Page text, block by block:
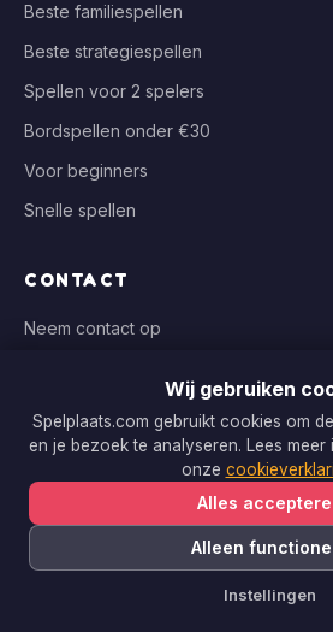
Beste familiespellen
Beste strategiespellen
Spellen voor 2 spelers
Bordspellen onder €30
Voor beginners
Snelle spellen
CONTACT
Neem contact op
WIJ VERGELIJKEN BIJ
Bol.com, Spellenrijk,
Copyright © 2026 Spelplaats.com. Alle
Wij gebruiken
Spelplaats.com gebruikt cookies om
en je bezoek te analyseren. Lees meer
onze
Alles
Alleen
Instellingen